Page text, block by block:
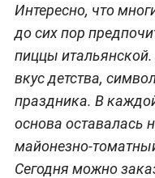
Интересно, что
до сих пор
пиццы итальянской.
вкус детства,
праздника. В
основа оставалась
майонезно-
Сегодня можно